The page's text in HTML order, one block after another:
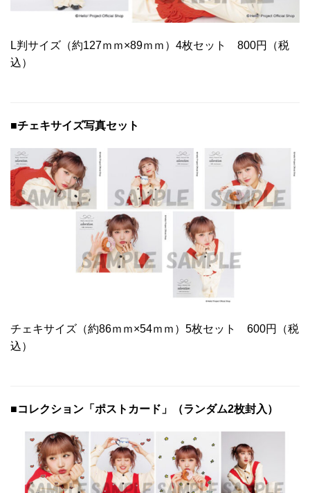
L判サイズ（約127ｍｍ×89ｍｍ）4枚セット 800円（税
込）
■チェキサイズ写真セット
チェキサイズ（約86ｍｍ×54ｍｍ）5枚セット 600円（税
込）
■コレクション「ポストカード」（ランダム2枚封入）